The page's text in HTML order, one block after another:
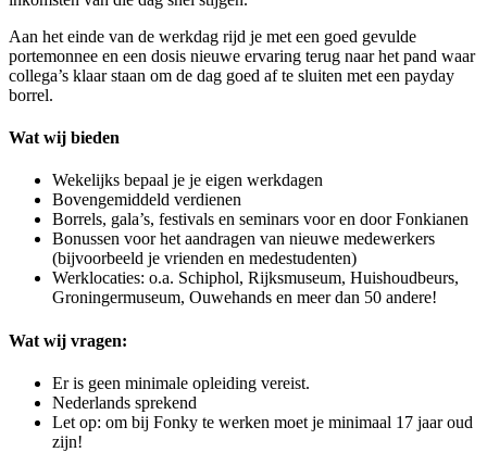
Aan het einde van de werkdag rijd je met een goed gevulde
portemonnee en een dosis nieuwe ervaring terug naar het pand waar
collega’s klaar staan om de dag goed af te sluiten met een payday
borrel.
Wat wij bieden
Wekelijks bepaal je je eigen werkdagen
Bovengemiddeld verdienen
Borrels, gala’s, festivals en seminars voor en door Fonkianen
Bonussen voor het aandragen van nieuwe medewerkers
(bijvoorbeeld je vrienden en medestudenten)
Werklocaties: o.a. Schiphol, Rijksmuseum, Huishoudbeurs,
Groningermuseum, Ouwehands en meer dan 50 andere!
Wat wij vragen:
Er is geen minimale opleiding vereist.
Nederlands sprekend
Let op: om bij Fonky te werken moet je minimaal 17 jaar oud
zijn!